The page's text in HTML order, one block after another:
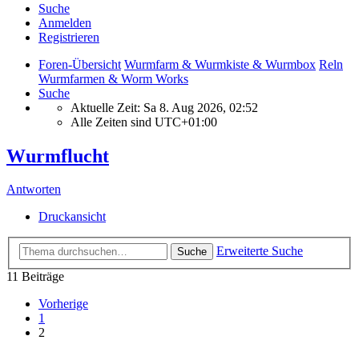
Suche
Anmelden
Registrieren
Foren-Übersicht Wurmfarm & Wurmkiste & Wurmbox Reln
Wurmfarmen & Worm Works
Suche
Aktuelle Zeit: Sa 8. Aug 2026, 02:52
Alle Zeiten sind UTC+01:00
Wurmflucht
Antworten
Druckansicht
Suche
Erweiterte Suche
11 Beiträge
Vorherige
1
2